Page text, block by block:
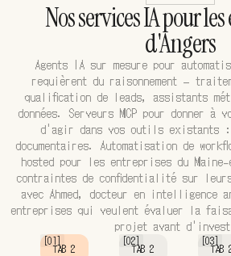
Nos services IA pour
d'Angers
Agents IA sur mesure pour
requièrent du raisonnement —
qualification de leads, assistants
données. Serveurs MCP pour donner à
d'agir dans vos outils existants :
documentaires. Automatisation de
hosted pour les entreprises du
contraintes de confidentialité sur
avec Ahmed, docteur en
entreprises qui veulent évaluer la
projet avant
[01]
TAB 2
[02]
TAB 2
[03]
TAB